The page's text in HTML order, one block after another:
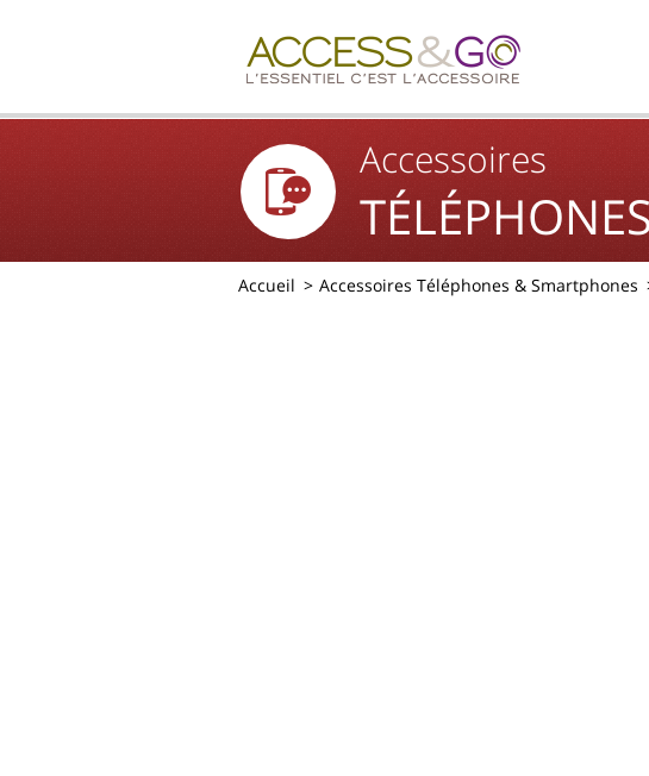
Accessoires
Accueil Accessoires Téléphones & Smartphones